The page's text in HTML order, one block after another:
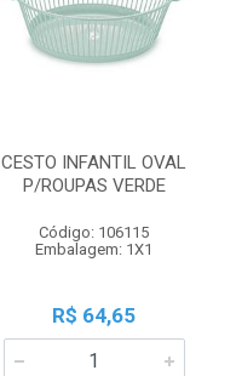
CESTO INFANTIL OVAL
P/ROUPAS VERDE
Código: 106115
Embalagem: 1X1
R$ 64,65